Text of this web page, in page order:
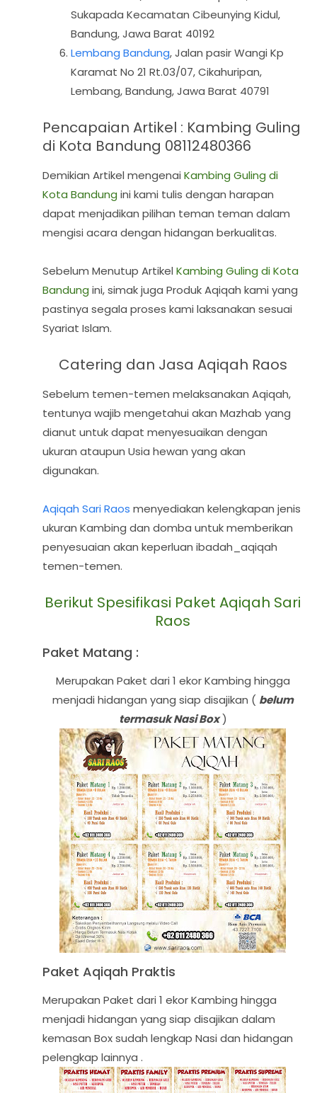
Sukapada Kecamatan Cibeunying Kidul,
Bandung, Jawa Barat 40192
Lembang Bandung, Jalan pasir Wangi Kp
Karamat No 21 Rt.03/07, Cikahuripan,
Lembang, Bandung, Jawa Barat 40791
Pencapaian Artikel : Kambing Guling
di Kota Bandung 08112480366
Demikian Artikel mengenai Kambing Guling di
Kota Bandung ini kami tulis dengan harapan
dapat menjadikan pilihan teman teman dalam
mengisi acara dengan hidangan berkualitas.
Sebelum Menutup Artikel Kambing Guling di Kota
Bandung ini, simak juga Produk Aqiqah kami yang
pastinya segala proses kami laksanakan sesuai
Syariat Islam.
Catering dan Jasa Aqiqah Raos
Sebelum temen-temen melaksanakan Aqiqah,
tentunya wajib mengetahui akan Mazhab yang
dianut untuk dapat menyesuaikan dengan
ukuran ataupun Usia hewan yang akan
digunakan.
Aqiqah Sari Raos menyediakan kelengkapan jenis
ukuran Kambing dan domba untuk memberikan
penyesuaian akan keperluan ibadah_aqiqah
temen-temen.
Berikut Spesifikasi Paket Aqiqah Sari
Raos
Paket Matang :
Merupakan Paket dari 1 ekor Kambing hingga
menjadi hidangan yang siap disajikan ( belum
termasuk Nasi Box)
Paket Aqiqah Praktis
Merupakan Paket dari 1 ekor Kambing hingga
menjadi hidangan yang siap disajikan dalam
kemasan Box sudah lengkap Nasi dan hidangan
pelengkap lainnya .